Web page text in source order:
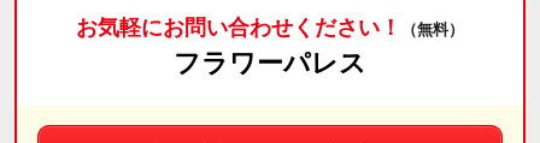
お気軽にお問い合わせください！ （無料）
フラワーパレス